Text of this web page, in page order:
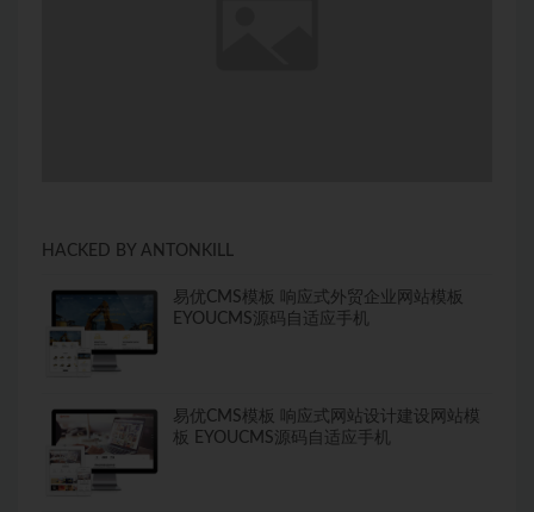
HACKED BY ANTONKILL
易优CMS模板 响应式外贸企业网站模板
EYOUCMS源码自适应手机
易优CMS模板 响应式网站设计建设网站模
板 EYOUCMS源码自适应手机